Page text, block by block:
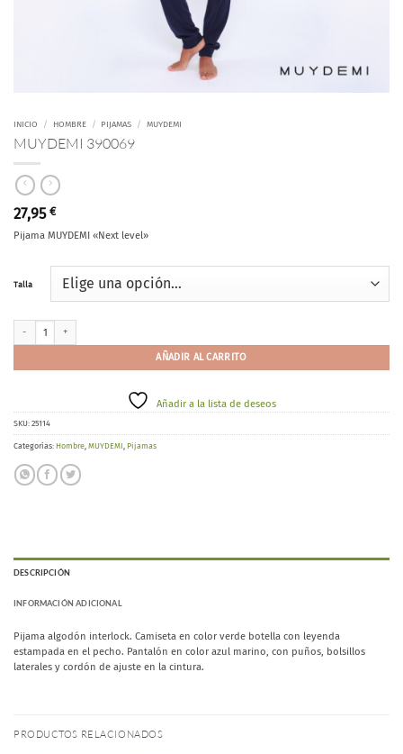
INICIO / HOMBRE / PIJAMAS / MUYDEMI
MUYDEMI 390069
27,95 €
Pijama MUYDEMI «Next level»
Talla
AÑADIR AL CARRITO
Añadir a la lista de deseos
SKU: 25114
Categorías: Hombre MUYDEMI Pijamas
DESCRIPCIÓN
INFORMACIÓN ADICIONAL
Pijama algodón interlock. Camiseta en color verde botella con leyenda
estampada en el pecho. Pantalón en color azul marino, con puños, bolsillos
laterales y cordón de ajuste en la cintura.
PRODUCTOS RELACIONADOS